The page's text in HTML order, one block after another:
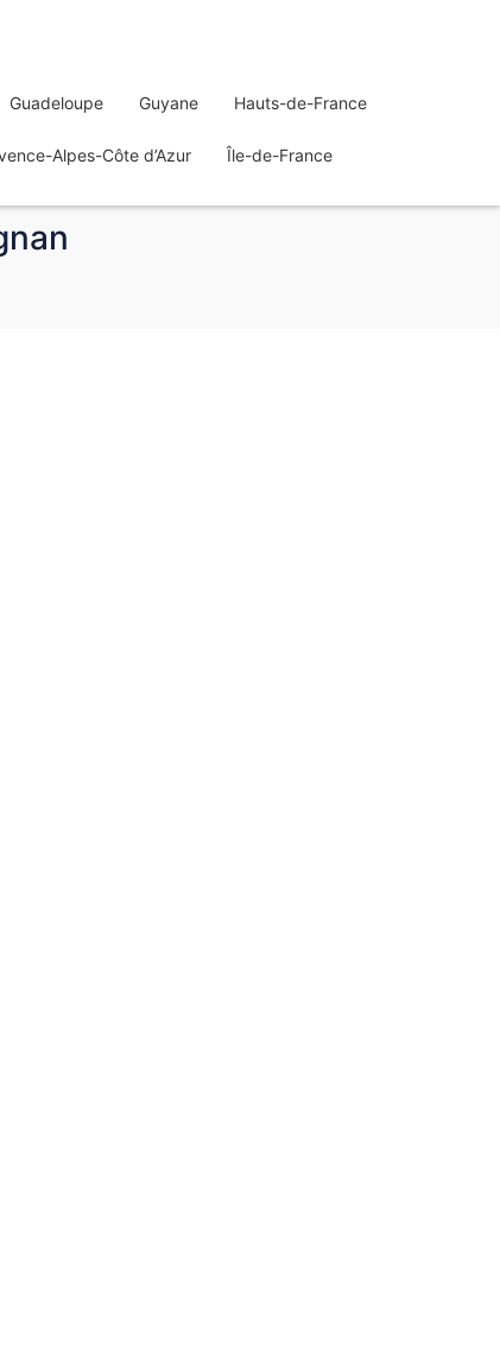
Guadeloupe Guyane Hauts-de-France
Alpes-Côte d’Azur Île-de-France